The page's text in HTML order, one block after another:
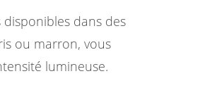
disponibles dans des
ou marron, vous
lumineuse.